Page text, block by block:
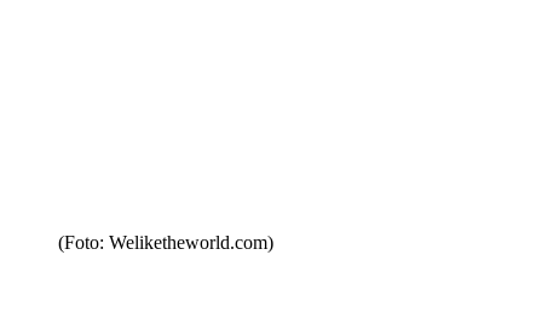
(Foto: Weliketheworld.com)